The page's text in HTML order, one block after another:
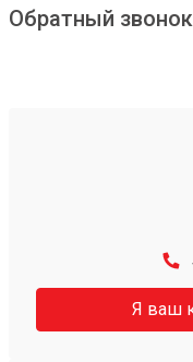
Обратный звонок
Я ваш